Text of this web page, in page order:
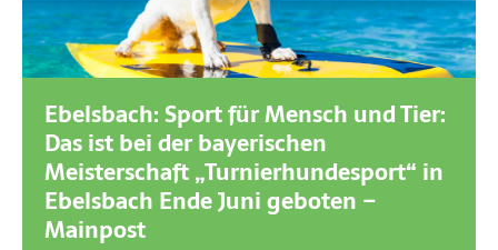
Ebelsbach: Sport für Mensch und Tier:
Das ist bei der bayerischen
Meisterschaft „Turnierhundesport“ in
Ebelsbach Ende Juni geboten –
Mainpost